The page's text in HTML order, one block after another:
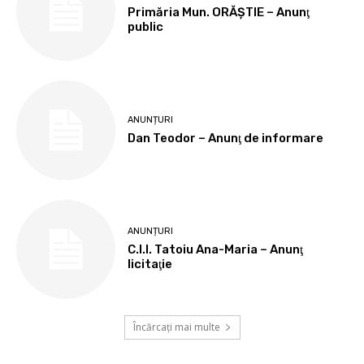
Primăria Mun. ORĂȘTIE – Anunţ
public
ANUNȚURI
Dan Teodor – Anunţ de informare
ANUNȚURI
C.I.I. Tatoiu Ana-Maria – Anunţ
licitaţie
Încărcați mai multe